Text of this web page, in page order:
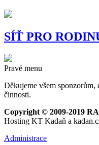
SÍŤ PRO
Pravé menu
Děkujeme všem sponzorům,
činnosti.
Copyright © 2009-2019
Hosting KT Kadaň a
Administrace